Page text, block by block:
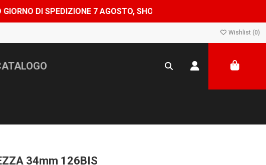
SPEDIZIONE 7 AGOSTO, SHOP CHIUSO DAL 8 AL 24 AGOSTO —
Wishlist (0)
34mm 126BIS